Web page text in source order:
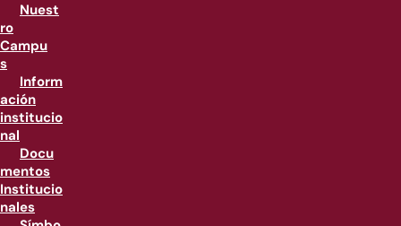
Nuest
ro
Campu
s
Inform
ación
institucio
nal
Docu
mentos
Institucio
nales